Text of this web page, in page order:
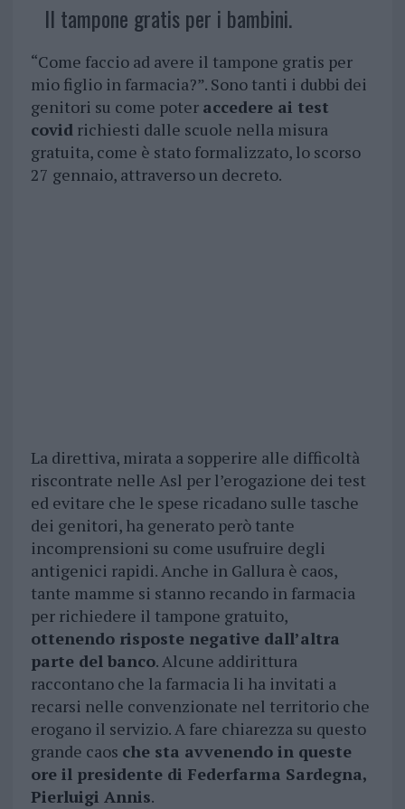
Il tampone gratis per i bambini.
“Come faccio ad avere il tampone gratis per
mio figlio in farmacia?”. Sono tanti i dubbi dei
genitori su come poter accedere ai test
covidrichiesti dalle scuole nella misura
gratuita, come è stato formalizzato, lo scorso
27 gennaio, attraverso un decreto.
La direttiva, mirata a sopperire alle difficoltà
riscontrate nelle Asl per l’erogazione dei test
ed evitare che le spese ricadano sulle tasche
dei genitori, ha generato però tante
incomprensioni su come usufruire degli
antigenici rapidi. Anche in Gallura è caos,
tante mamme si stanno recando in farmacia
per richiedere il tampone gratuito,
ottenendo risposte negative dall’altra
parte del banco. Alcune addirittura
raccontano che la farmacia li ha invitati a
recarsi nelle convenzionate nel territorio che
erogano il servizio. A fare chiarezza su questo
grande caos che sta avvenendo in queste
ore il presidente di Federfarma Sardegna,
Pierluigi Annis.